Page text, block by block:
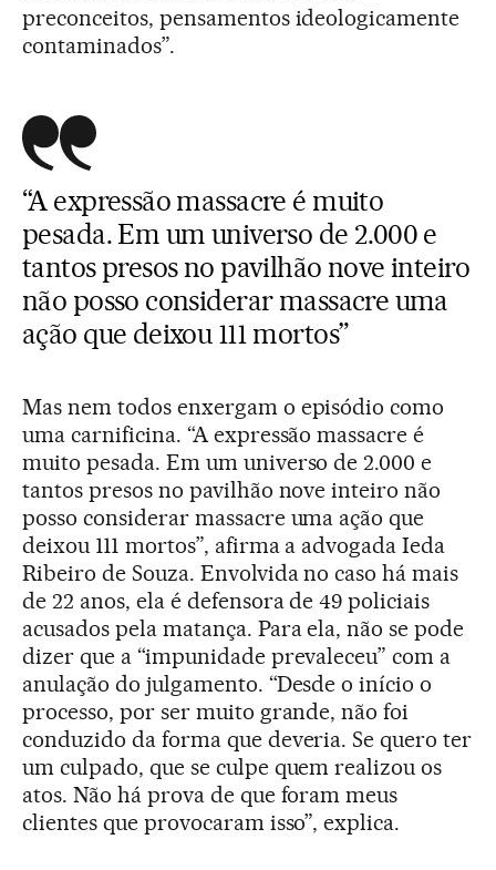
preconceitos, pensamentos ideologicamente
contaminados”.
“A expressão massacre é muito
pesada. Em um universo de 2.000 e
tantos presos no pavilhão nove inteiro
não posso considerar massacre uma
ação que deixou 111 mortos”
Mas nem todos enxergam o episódio como
uma carnificina. “A expressão massacre é
muito pesada. Em um universo de 2.000 e
tantos presos no pavilhão nove inteiro não
posso considerar massacre uma ação que
deixou 111 mortos”, afirma a advogada Ieda
Ribeiro de Souza. Envolvida no caso há mais
de 22 anos, ela é defensora de 49 policiais
acusados pela matança. Para ela, não se pode
dizer que a “impunidade prevaleceu” com a
anulação do julgamento. “Desde o início o
processo, por ser muito grande, não foi
conduzido da forma que deveria. Se quero ter
um culpado, que se culpe quem realizou os
atos. Não há prova de que foram meus
clientes que provocaram isso”, explica.